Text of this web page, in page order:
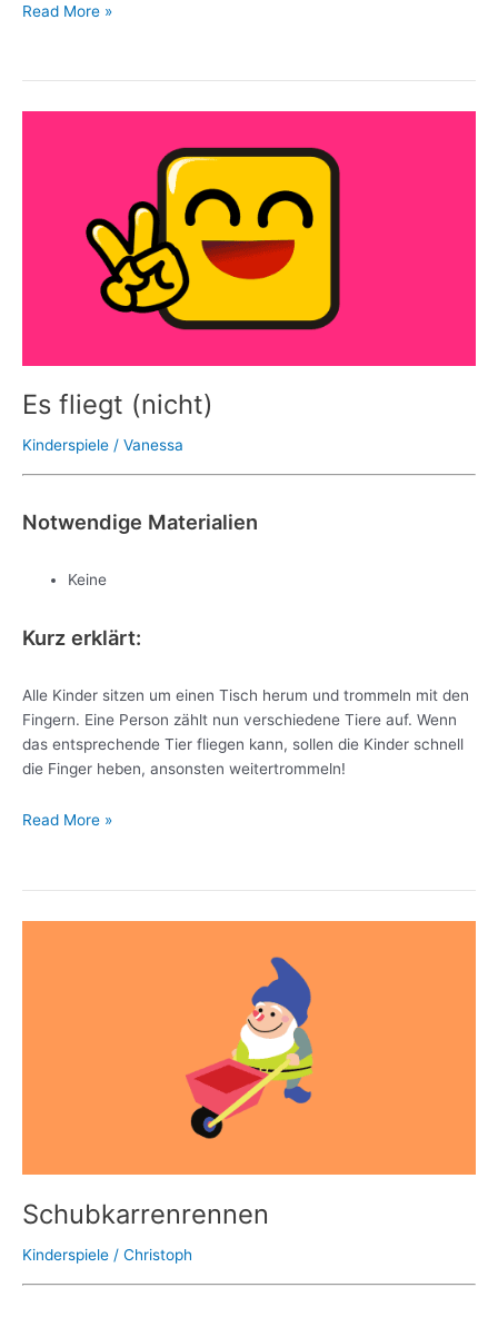
Read More »
Es fliegt (nicht)
Kinderspiele / Vanessa
Notwendige Materialien
Keine
Kurz erklärt:
Alle Kinder sitzen um einen Tisch herum und trommeln mit den
Fingern. Eine Person zählt nun verschiedene Tiere auf. Wenn
das entsprechende Tier fliegen kann, sollen die Kinder schnell
die Finger heben, ansonsten weitertrommeln!
Read More »
Schubkarrenrennen
Kinderspiele / Christoph